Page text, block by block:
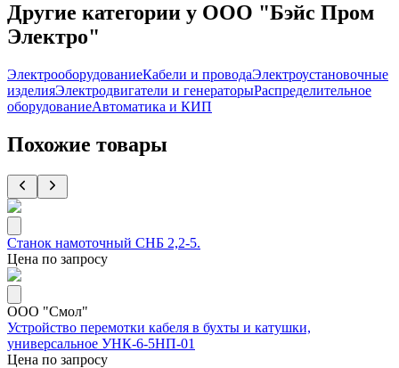
Другие категории у ООО "Бэйс Пром
Электро"
ЭлектрооборудованиеКабели и проводаЭлектроустановочные
изделияЭлектродвигатели и генераторыРаспределительное
оборудованиеАвтоматика и КИП
Похожие товары
Станок намоточный СНБ 2,2-5.
Цена по запросу
ООО "Смол"
Устройство перемотки кабеля в бухты и катушки,
универсальное УНК-6-5НП-01
Цена по запросу